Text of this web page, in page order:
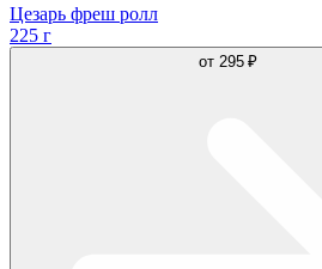
Цезарь фреш ролл
225 г
от 295 ₽